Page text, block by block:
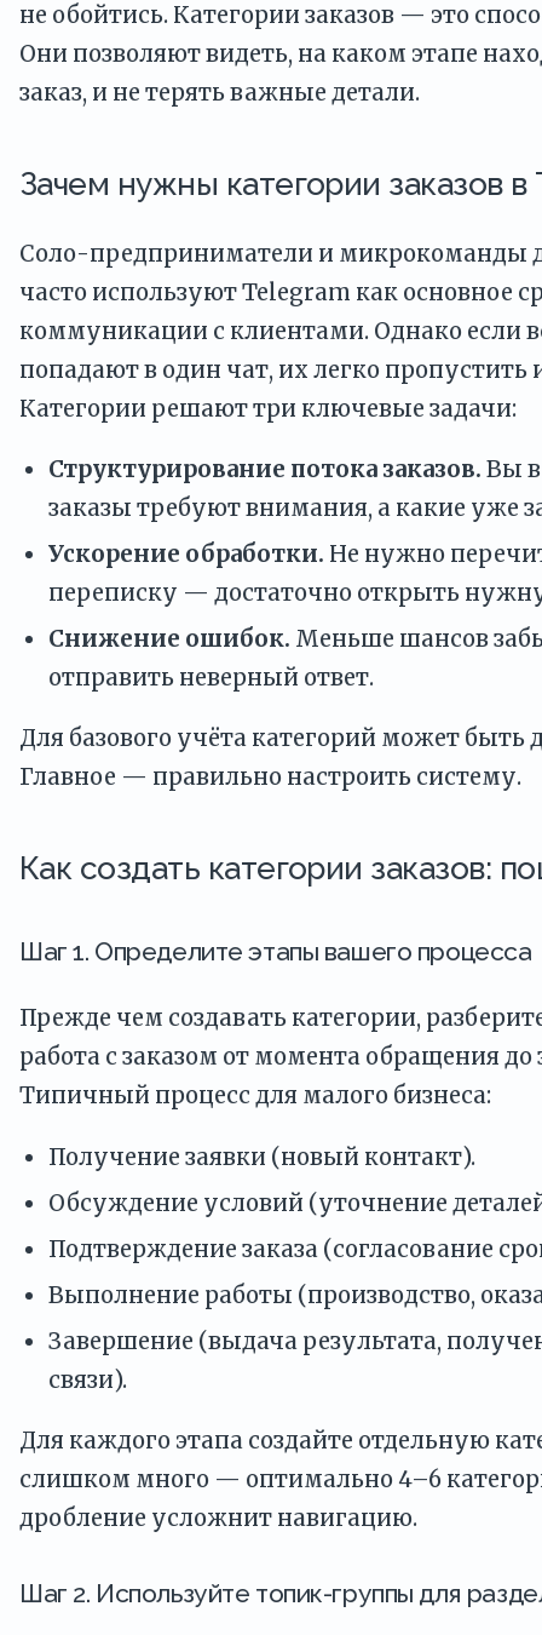
не обойтись. Категории заказов — это
Они позволяют видеть, на каком этапе
заказ, и не терять важные детали.
Зачем нужны категории заказов в
Соло-предприниматели и микрокоманды
часто используют Telegram как основное
коммуникации с клиентами. Однако если
попадают в один чат, их легко пропустить
Категории решают три ключевые задачи:
Структурирование потока заказов. Вы
заказы требуют внимания, а какие уже
Ускорение обработки. Не нужно
переписку — достаточно открыть
Снижение ошибок. Меньше шансов
отправить неверный ответ.
Для базового учёта категорий может быть
Главное — правильно настроить систему.
Как создать категории заказов:
Шаг 1. Определите этапы вашего процесса
Прежде чем создавать категории,
работа с заказом от момента обращения до
Типичный процесс для малого бизнеса:
Получение заявки (новый контакт).
Обсуждение условий (уточнение
Подтверждение заказа (согласование
Выполнение работы (производство,
Завершение (выдача результата,
связи).
Для каждого этапа создайте отдельную
слишком много — оптимально 4–6
дробление усложнит навигацию.
Шаг 2. Используйте топик-группы для